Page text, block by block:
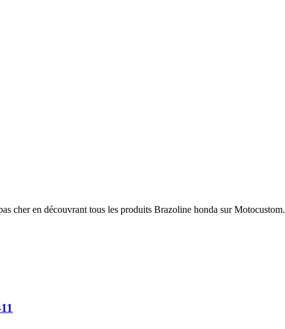
cher en découvrant tous les produits Brazoline honda sur Motocustom.